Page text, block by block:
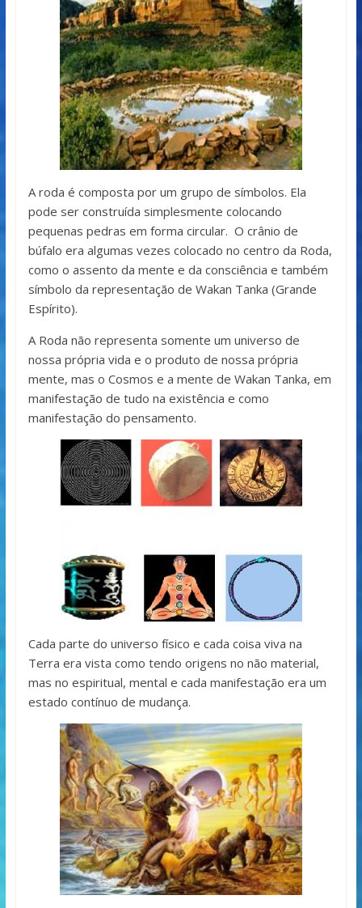
A roda é composta por um grupo de símbolos. Ela
pode ser construída simplesmente colocando
pequenas pedras em forma circular. O crânio de
búfalo era algumas vezes colocado no centro da Roda,
como o assento da mente e da consciência e também
símbolo da representação de Wakan Tanka (Grande
Espírito).
A Roda não representa somente um universo de
nossa própria vida e o produto de nossa própria
mente, mas o Cosmos e a mente de Wakan Tanka, em
manifestação de tudo na existência e como
manifestação do pensamento.
Cada parte do universo físico e cada coisa viva na
Terra era vista como tendo origens no não material,
mas no espiritual, mental e cada manifestação era um
estado contínuo de mudança.